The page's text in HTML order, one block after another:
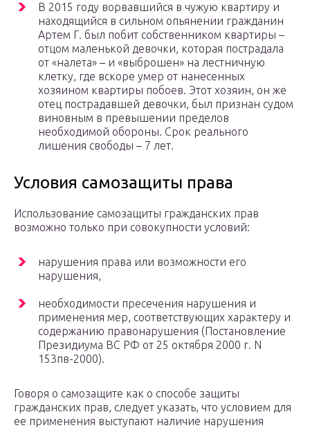
В 2015 году ворвавшийся в чужую квартиру и
находящийся в сильном опьянении гражданин
Артем Г. был побит собственником квартиры –
отцом маленькой девочки, которая пострадала
от «налета» – и «выброшен» на лестничную
клетку, где вскоре умер от нанесенных
хозяином квартиры побоев. Этот хозяин, он же
отец пострадавшей девочки, был признан судом
виновным в превышении пределов
необходимой обороны. Срок реального
лишения свободы – 7 лет.
Условия самозащиты права
Использование самозащиты гражданских прав
возможно только при совокупности условий:
нарушения права или возможности его
нарушения,
необходимости пресечения нарушения и
применения мер, соответствующих характеру и
содержанию правонарушения (Постановление
Президиума ВС РФ от 25 октября 2000 г. N
153пв-2000).
Говоря о самозащите как о способе защиты
гражданских прав, следует указать, что условием для
ее применения выступают наличие нарушения